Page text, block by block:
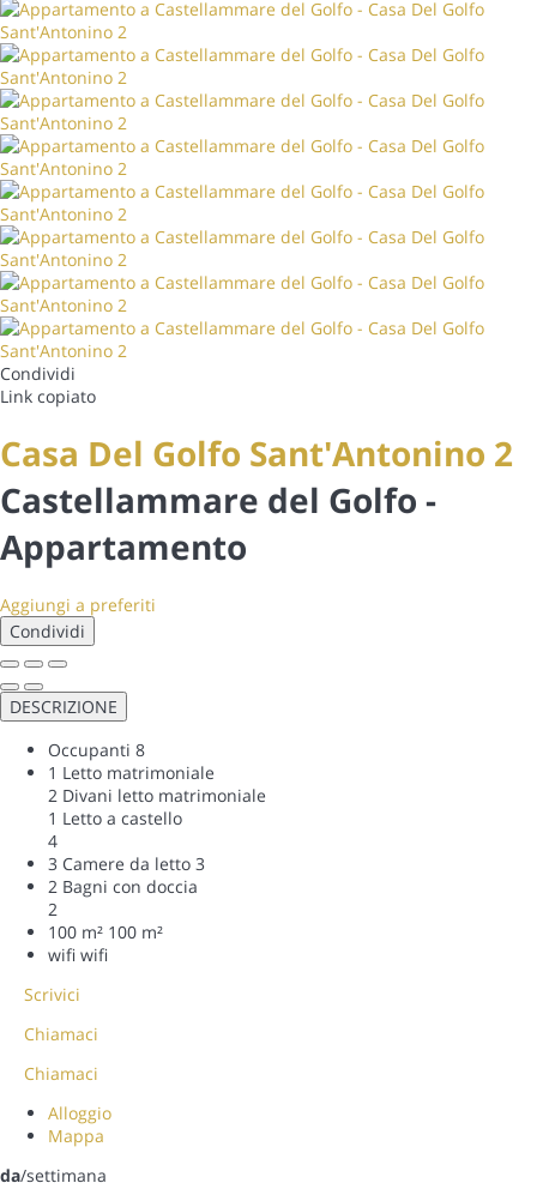
Condividi
Link copiato
Casa Del Golfo Sant'Antonino 2
Castellammare del Golfo -
Appartamento
Aggiungi a preferiti
Condividi
DESCRIZIONE
Occupanti 8
1 Letto matrimoniale
2 Divani letto matrimoniale
1 Letto a castello
4
3 Camere da letto 3
2 Bagni con doccia
2
100 m² 100 m²
wifi wifi
Scrivici
Chiamaci
Chiamaci
Alloggio
Mappa
da/settimana